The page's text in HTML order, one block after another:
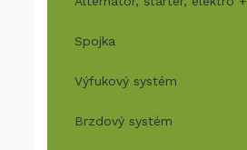
Spojka
Výfukový systém
Brzdový systém